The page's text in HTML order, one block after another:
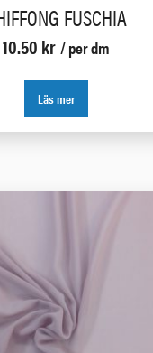
FUSCHIA
10.50 kr / per dm
Läs mer